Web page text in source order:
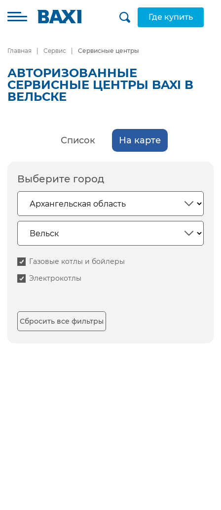
Где купить
Главная Сервис Сервисные центры
АВТОРИЗОВАННЫЕ
СЕРВИСНЫЕ ЦЕНТРЫ BAXI В
ВЕЛЬСКЕ
Список На карте
Выберите город
Газовые котлы и бойлеры
Электрокотлы
Сбросить все фильтры